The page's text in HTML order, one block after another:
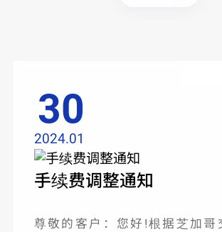
手续费调整通知
尊敬的客户：您好!根据芝加哥
30
2024.01